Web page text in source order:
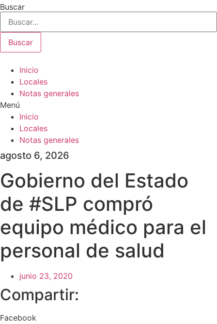
Buscar
Buscar
Inicio
Locales
Notas generales
Menú
Inicio
Locales
Notas generales
agosto 6, 2026
Gobierno del Estado
de #SLP compró
equipo médico para el
personal de salud
junio 23, 2020
Compartir:
Facebook